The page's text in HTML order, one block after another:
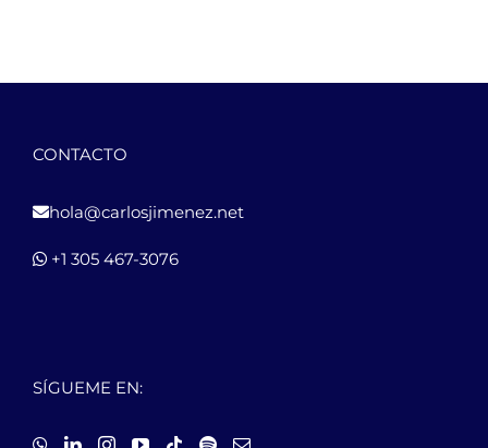
CONTACTO
hola@carlosjimenez.net
+1 305 467-3076
SÍGUEME EN: